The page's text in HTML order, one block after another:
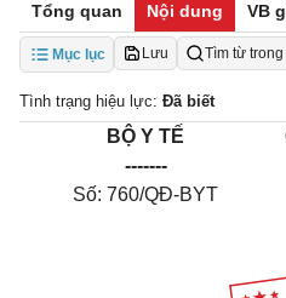
Tổng quan Nội dung VB
Mục lục Lưu Tìm từ trong
Tình trạng hiệu lực: Đã biết
BỘ Y TẾ
-------
Số: 760/QĐ-BYT